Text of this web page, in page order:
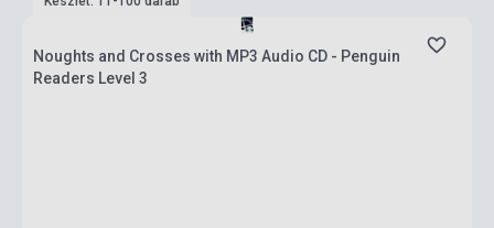
Noughts and Crosses with MP3 Audio CD - Penguin
Readers Level 3